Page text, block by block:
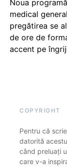
Noua
medical
pregătirea se
de ore de
accent pe
COPYRIGHT
Pentru că
datorită
când preluați
care v-a